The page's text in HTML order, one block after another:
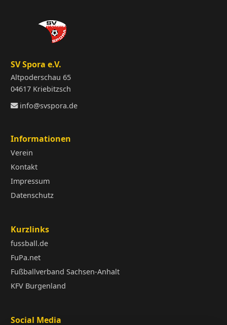
SV Spora e.V.
Altpoderschau 65
04617 Kriebitzsch
info@svspora.de
Informationen
Verein
Kontakt
Impressum
Datenschutz
Kurzlinks
fussball.de
FuPa.net
Fußballverband Sachsen-Anhalt
KFV Burgenland
Social Media